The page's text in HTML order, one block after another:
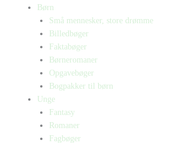
Børn
Små mennesker, store drømme
Billedbøger
Faktabøger
Børneromaner
Opgavebøger
Bogpakker til børn
Unge
Fantasy
Romaner
Fagbøger